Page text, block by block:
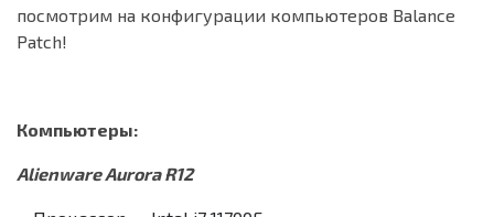
посмотрим на конфигурации компьютеров Balance
Patch!
Компьютеры:
Alienware Aurora R12